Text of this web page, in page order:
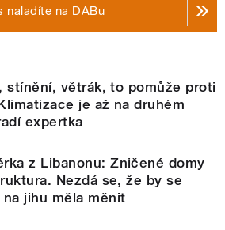
naladíte na DABu
stínění, větrák, to pomůže proti
je až na druhém
expertka
z Libanonu: Zničené domy
Nezdá se, že by se
jihu měla měnit